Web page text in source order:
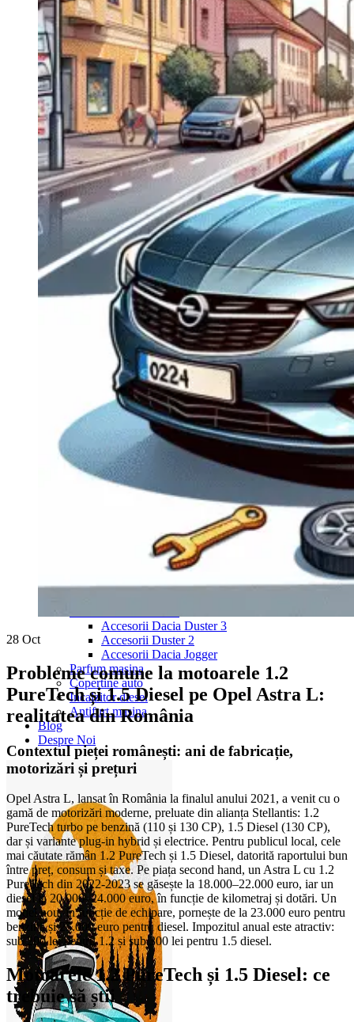
Navigatie Audi A4 B8
Navigatie Audi A5
Navigatie Audi A6 C5
Navigatie Audi A6 C6
Navigatie Audi A6 C7
Navigatie Audi Q5
Ford
Navigație Ford Fiesta
Navigație Ford Focus 1
Navigație Ford Focus 2
Navigație Ford Focus MK3
Navigație Ford Mondeo MK3
Navigație Ford Mondeo MK4
Navigație Ford Transit
Mercedes
Navigație Mercedes C Class W203
Navigație Mercedes C Class W204
Navigație Mercedes W203
Navigație Mercedes W204
Navigație Mercedes W211
Navigație Mercedes Sprinter
Passat
Navigație Passat B5
Navigație Passat B5 5
Navigație Passat B6
Navigație Passat B7
Navigație Passat B8
Navigație Passat CC
Skoda
Navigație Skoda Fabia 1
Navigație Skoda Fabia 2
Navigație Skoda Octavia 1
Navigație Skoda Octavia 2
Navigație Skoda Octavia 3
Navigație Skoda Rapid
Navigație Skoda Superb 1
Navigație Skoda Superb 2
Navigație Toyota Avensis T25
Portbagaj Plafon Auto
Sub 350 Litri
Peste 350 Litri
Accesorii Dacia Duster 3
Accesorii Duster 2
Accesorii Dacia Jogger
Parfum masina
Copertine auto
Incalzitor diesel
Antifurt masina
Blog
Despre Noi
28 Oct
Probleme comune la motoarele 1.2
PureTech și 1.5 Diesel pe Opel Astra L:
realitatea din România
Contextul pieței românești: ani de fabricație,
motorizări și prețuri
Opel Astra L, lansat în România la finalul anului 2021, a venit cu o
gamă de motorizări moderne, preluate din alianța Stellantis: 1.2
PureTech turbo pe benzină (110 și 130 CP), 1.5 Diesel (130 CP),
dar și variante plug-in hybrid și electrice. Pentru publicul local, cele
mai căutate rămân 1.2 PureTech și 1.5 Diesel, datorită raportului bun
între preț, consum și taxe. Pe piața second hand, un Astra L cu 1.2
PureTech din 2022-2023 se găsește la 18.000–22.000 euro, iar un
diesel la 20.000–24.000 euro, în funcție de kilometraj și dotări. Un
model nou, în funcție de echipare, pornește de la 23.000 euro pentru
benzină și 25.000 euro pentru diesel. Impozitul anual este atractiv:
sub 200 lei pentru 1.2 și sub 300 lei pentru 1.5 diesel.
Motoarele 1.2 PureTech și 1.5 Diesel: ce
trebuie să știi